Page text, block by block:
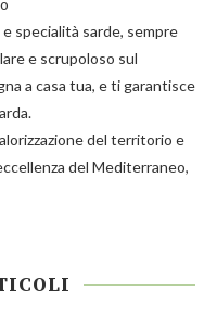
e specialità sarde, sempre
e scrupoloso sul
a casa tua, e ti garantisce
del territorio e
del Mediterraneo,